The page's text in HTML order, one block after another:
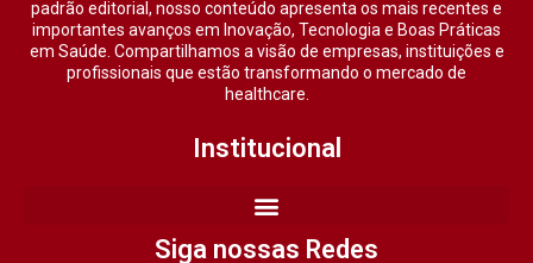
padrão editorial, nosso conteúdo apresenta os mais recentes e
importantes avanços em Inovação, Tecnologia e Boas Práticas
em Saúde. Compartilhamos a visão de empresas, instituições e
profissionais que estão transformando o mercado de
healthcare.
Institucional
Siga nossas Redes